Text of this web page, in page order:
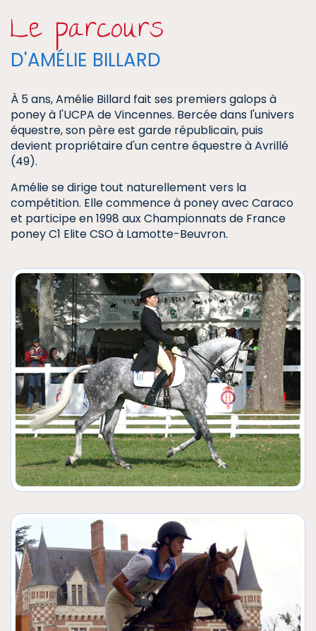
Le parcours
D'AMÉLIE BILLARD
À 5 ans, Amélie Billard fait ses premiers galops à
poney à l'UCPA de Vincennes. Bercée dans l'univers
équestre, son père est garde républicain, puis
devient propriétaire d'un centre équestre à Avrillé
(49).
Amélie se dirige tout naturellement vers la
compétition. Elle commence à poney avec Caraco
et participe en 1998 aux Championnats de France
poney C1 Elite CSO à Lamotte-Beuvron.